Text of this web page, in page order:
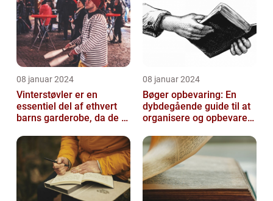
08 januar 2024
Vinterstøvler er en
essentiel del af ethvert
barns garderobe, da de er
deres ...
08 januar 2024
Bøger opbevaring: En
dybdegående guide til at
organisere og opbevare